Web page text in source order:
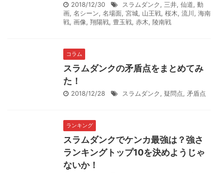
2018/12/30 スラムダンク, 三井, 仙道, 動
画, 名シーン, 名場面, 宮城, 山王戦, 桜木, 流川, 海南
戦, 画像, 翔陽戦, 豊玉戦, 赤木, 陵南戦
コラム
スラムダンクの矛盾点をまとめてみ
た！
2018/12/28 スラムダンク, 疑問点, 矛盾点
ランキング
スラムダンクでケンカ最強は？強さ
ランキングトップ10を決めようじゃ
ないか！